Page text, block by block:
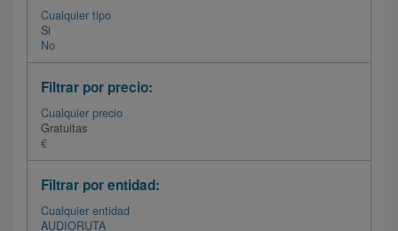
Cualquier tipo
Si
No
Filtrar por precio:
Cualquier precio
Gratuitas
€
Filtrar por entidad:
Cualquier entidad
AUDIORUTA